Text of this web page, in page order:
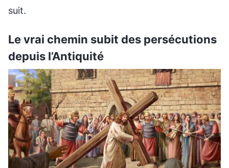
suit.
Le vrai chemin subit des persécutions
depuis l’Antiquité